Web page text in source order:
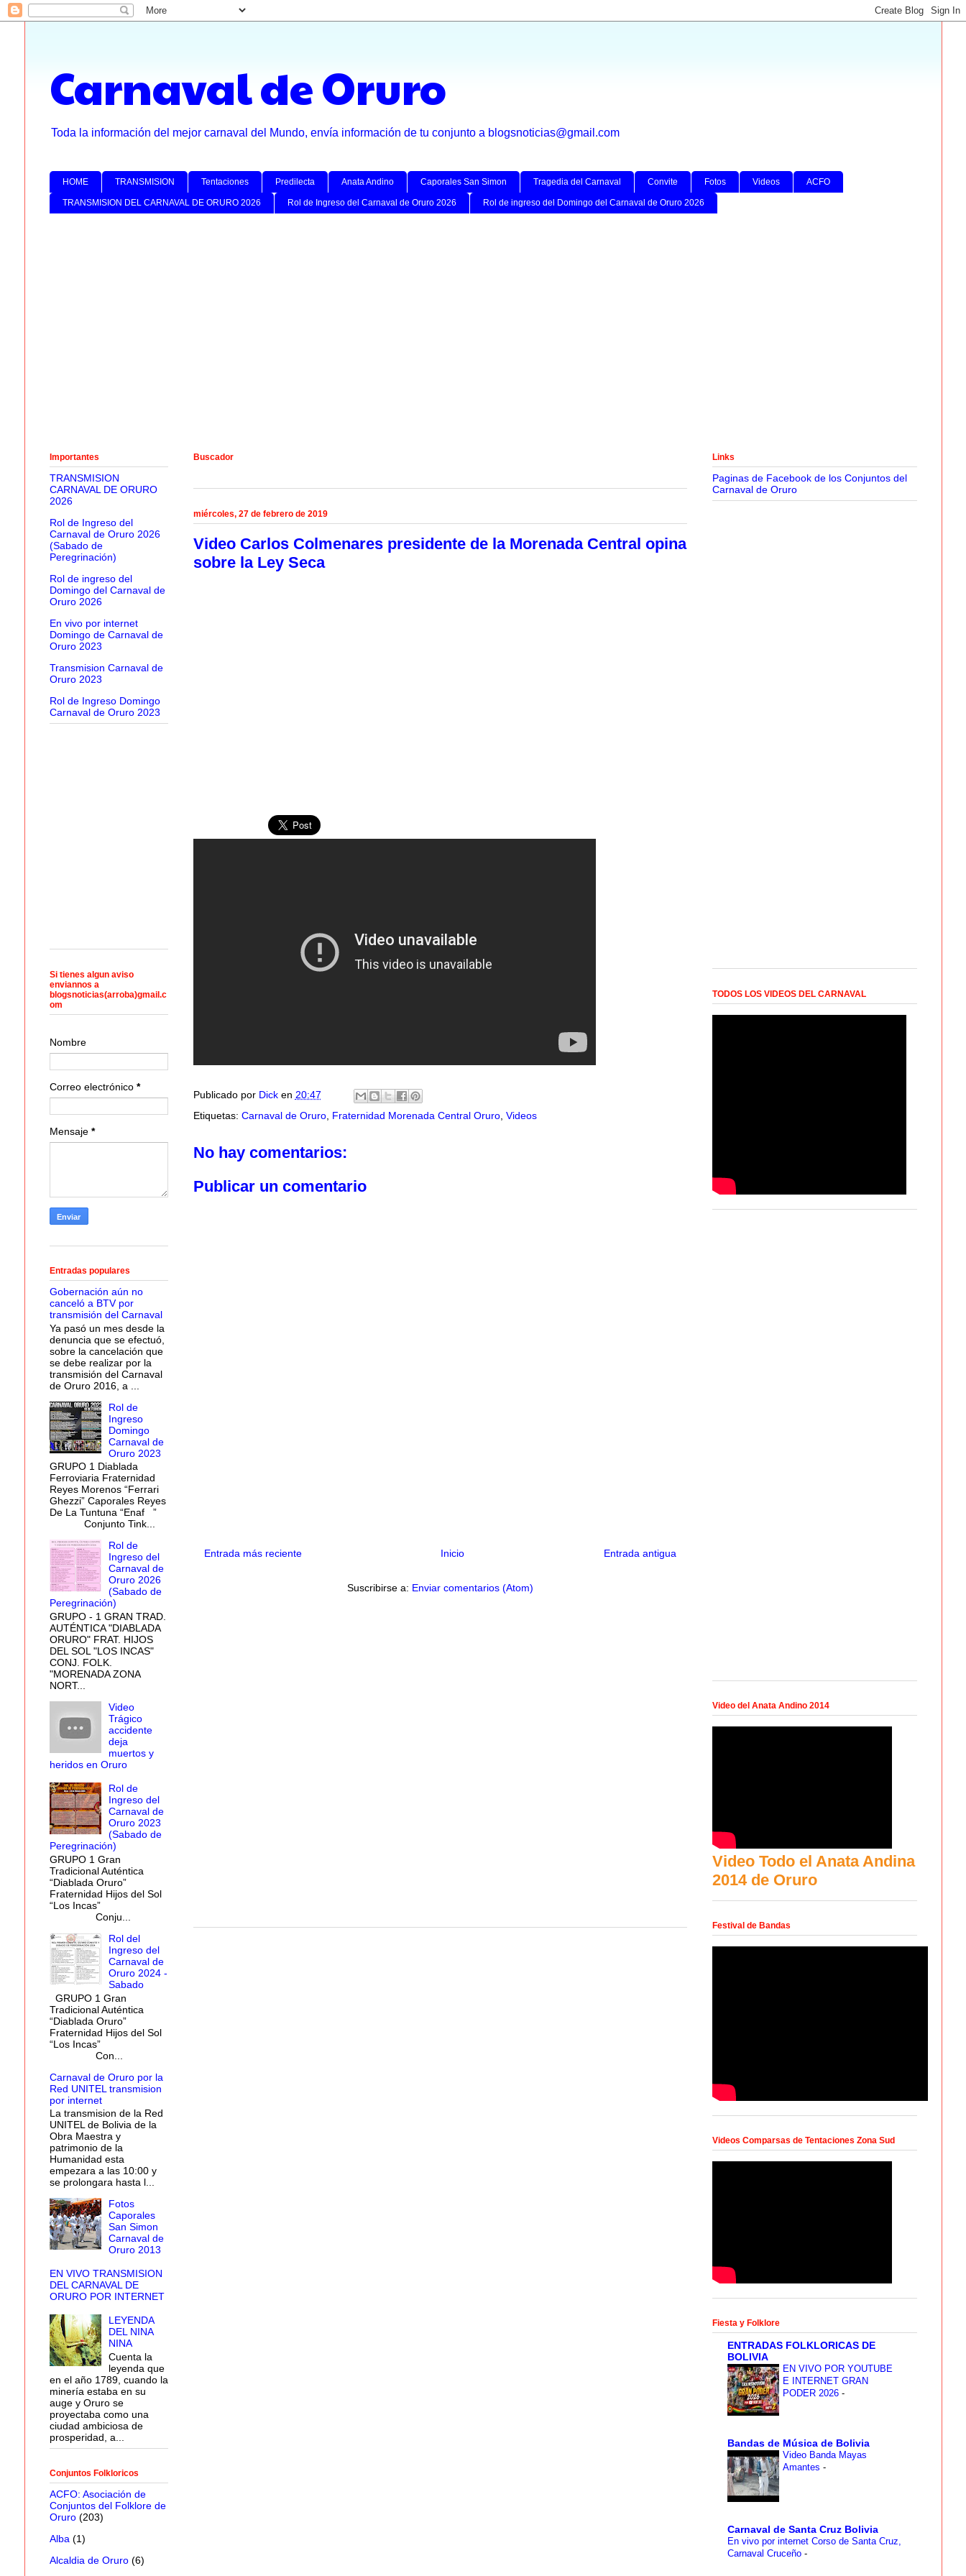
Carnaval de Oruro
Toda la información del mejor carnaval del Mundo, envía información de tu conjunto a blogsnoticias@gmail.com
HOME TRANSMISION Tentaciones Predilecta Anata Andino Caporales San Simon Tragedia del Carnaval Convite Fotos Videos ACFO
TRANSMISION DEL CARNAVAL DE ORURO 2026 Rol de Ingreso del Carnaval de Oruro 2026 Rol de ingreso del Domingo del Carnaval de Oruro 2026
Buscador
miércoles, 27 de febrero de 2019
Video Carlos Colmenares presidente de la Morenada Central opina
sobre la Ley Seca
Publicado por Dick en 20:47
Etiquetas: Carnaval de Oruro, Fraternidad Morenada Central Oruro, Videos
No hay comentarios:
Publicar un comentario
Entrada más reciente Entrada antigua
Inicio
Suscribirse a: Enviar comentarios (Atom)
Importantes
TRANSMISION
CARNAVAL DE ORURO
2026
Rol de Ingreso del
Carnaval de Oruro 2026
(Sabado de
Peregrinación)
Rol de ingreso del
Domingo del Carnaval de
Oruro 2026
En vivo por internet
Domingo de Carnaval de
Oruro 2023
Transmision Carnaval de
Oruro 2023
Rol de Ingreso Domingo
Carnaval de Oruro 2023
Si tienes algun aviso
enviannos a
blogsnoticias(arroba)gmail.c
om
Nombre
Correo electrónico *
Mensaje *
Entradas populares
Gobernación aún no
canceló a BTV por
transmisión del Carnaval
Ya pasó un mes desde la
denuncia que se efectuó,
sobre la cancelación que
se debe realizar por la
transmisión del Carnaval
de Oruro 2016, a ...
Rol de
Ingreso
Domingo
Carnaval de
Oruro 2023
GRUPO 1 Diablada
Ferroviaria Fraternidad
Reyes Morenos “Ferrari
Ghezzi” Caporales Reyes
De La Tuntuna “Enaf ”
Conjunto Tink...
Rol de
Ingreso del
Carnaval de
Oruro 2026
(Sabado de
Peregrinación)
GRUPO - 1 GRAN TRAD.
AUTÉNTICA "DIABLADA
ORURO" FRAT. HIJOS
DEL SOL "LOS INCAS"
CONJ. FOLK.
"MORENADA ZONA
NORT...
Video
Trágico
accidente
deja
muertos y
heridos en Oruro
Rol de
Ingreso del
Carnaval de
Oruro 2023
(Sabado de
Peregrinación)
GRUPO 1 Gran
Tradicional Auténtica
“Diablada Oruro”
Fraternidad Hijos del Sol
“Los Incas”
Conju...
Rol del
Ingreso del
Carnaval de
Oruro 2024 -
Sabado
GRUPO 1 Gran
Tradicional Auténtica
“Diablada Oruro”
Fraternidad Hijos del Sol
“Los Incas”
Con...
Carnaval de Oruro por la
Red UNITEL transmision
por internet
La transmision de la Red
UNITEL de Bolivia de la
Obra Maestra y
patrimonio de la
Humanidad esta
empezara a las 10:00 y
se prolongara hasta l...
Fotos
Caporales
San Simon
Carnaval de
Oruro 2013
EN VIVO TRANSMISION
DEL CARNAVAL DE
ORURO POR INTERNET
LEYENDA
DEL NINA
NINA
Cuenta la
leyenda que
en el año 1789, cuando la
minería estaba en su
auge y Oruro se
proyectaba como una
ciudad ambiciosa de
prosperidad, a...
Conjuntos Folkloricos
ACFO: Asociación de
Conjuntos del Folklore de
Oruro (203)
Alba (1)
Alcaldia de Oruro (6)
Links
Paginas de Facebook de los Conjuntos del
Carnaval de Oruro
TODOS LOS VIDEOS DEL CARNAVAL
Video del Anata Andino 2014
Video Todo el Anata Andina
2014 de Oruro
Festival de Bandas
Videos Comparsas de Tentaciones Zona Sud
Fiesta y Folklore
ENTRADAS FOLKLORICAS DE
BOLIVIA
EN VIVO POR YOUTUBE
E INTERNET GRAN
PODER 2026 -
Bandas de Música de Bolivia
Video Banda Mayas
Amantes -
Carnaval de Santa Cruz Bolivia
En vivo por internet Corso de Santa Cruz,
Carnaval Cruceño -